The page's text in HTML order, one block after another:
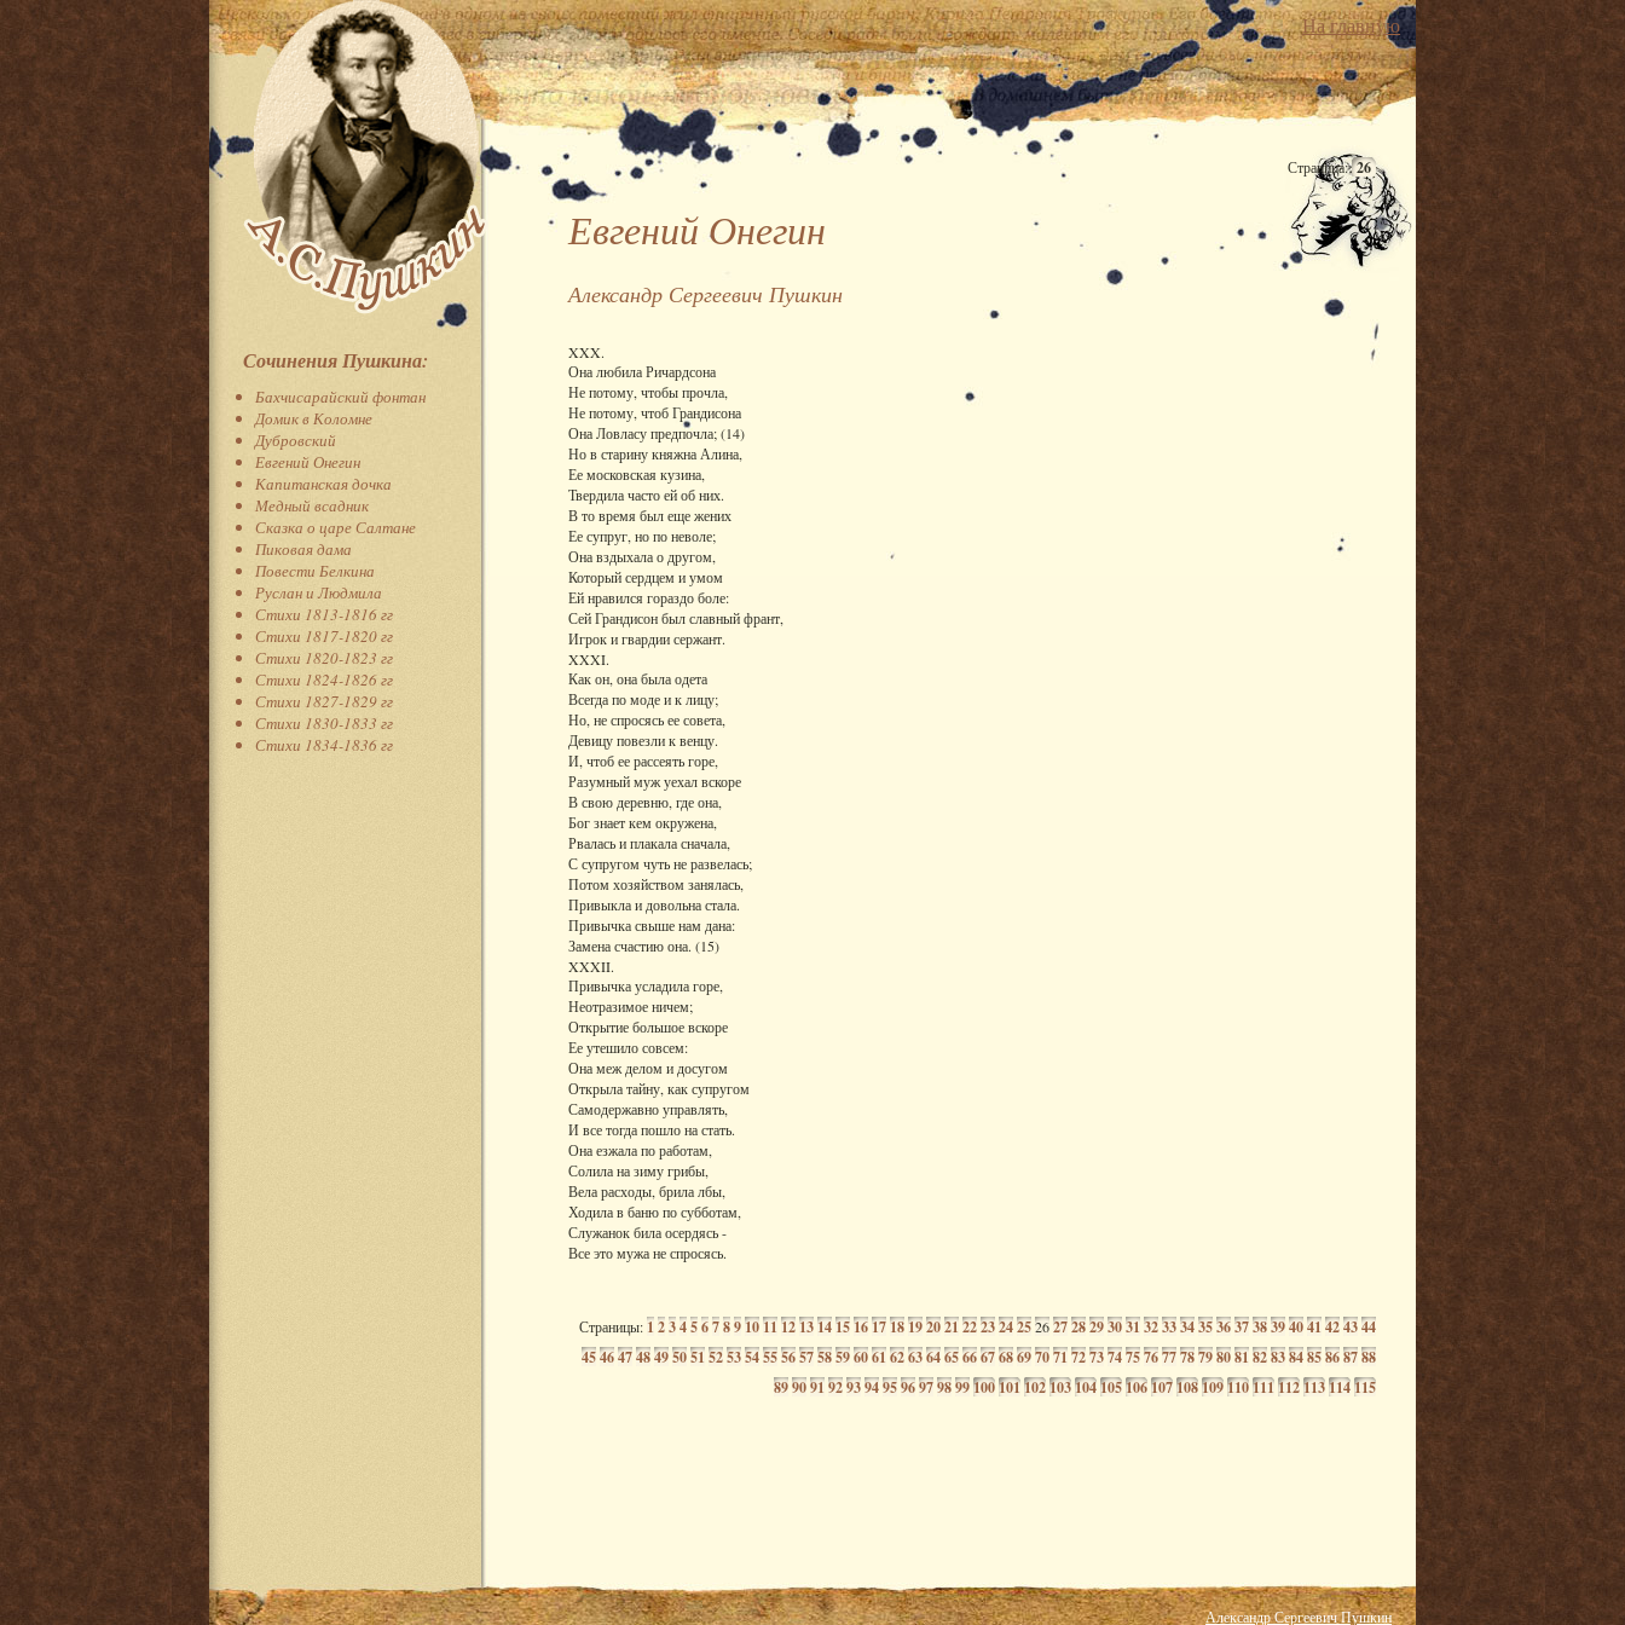
Сочинения Пушкина:
Бахчисарайский фонтан
Домик в Коломне
Дубровский
Евгений Онегин
Капитанская дочка
Медный всадник
Сказка о царе Салтане
Пиковая дама
Повести Белкина
Руслан и Людмила
Стихи 1813-1816 гг
Стихи 1817-1820 гг
Стихи 1820-1823 гг
Стихи 1824-1826 гг
Стихи 1827-1829 гг
Стихи 1830-1833 гг
Стихи 1834-1836 гг
На главную
Страница: 26
Евгений Онегин
Александр Сергеевич Пушкин
XXX.
Она любила Ричардсона
Не потому, чтобы прочла,
Не потому, чтоб Грандисона
Она Ловласу предпочла; (14)
Но в старину княжна Алина,
Ее московская кузина,
Твердила часто ей об них.
В то время был еще жених
Ее супруг, но по неволе;
Она вздыхала о другом,
Который сердцем и умом
Ей нравился гораздо боле:
Сей Грандисон был славный франт,
Игрок и гвардии сержант.
XXXI.
Как он, она была одета
Всегда по моде и к лицу;
Но, не спросясь ее совета,
Девицу повезли к венцу.
И, чтоб ее рассеять горе,
Разумный муж уехал вскоре
В свою деревню, где она,
Бог знает кем окружена,
Рвалась и плакала сначала,
С супругом чуть не развелась;
Потом хозяйством занялась,
Привыкла и довольна стала.
Привычка свыше нам дана:
Замена счастию она. (15)
XXXII.
Привычка усладила горе,
Неотразимое ничем;
Открытие большое вскоре
Ее утешило совсем:
Она меж делом и досугом
Открыла тайну, как супругом
Самодержавно управлять,
И все тогда пошло на стать.
Она езжала по работам,
Солила на зиму грибы,
Вела расходы, брила лбы,
Ходила в баню по субботам,
Служанок била осердясь -
Все это мужа не спросясь.
Страницы:1 234567891011121314151617181920212223242526272829303132333435363738394041424344
4546474849505152535455565758596061626364656667686970717273747576777879808182838485868788
8990919293949596979899100101102103104105106107108109110111112113114115
Александр Сергеевич Пушкин